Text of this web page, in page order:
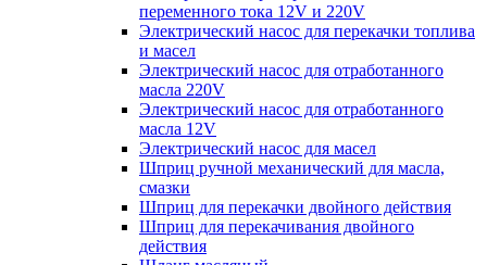
переменного тока 12V и 220V
Электрический насос для перекачки топлива
и масел
Электрический насос для отработанного
масла 220V
Электрический насос для отработанного
масла 12V
Электрический насос для масел
Шприц ручной механический для масла,
смазки
Шприц для перекачки двойного действия
Шприц для перекачивания двойного
действия